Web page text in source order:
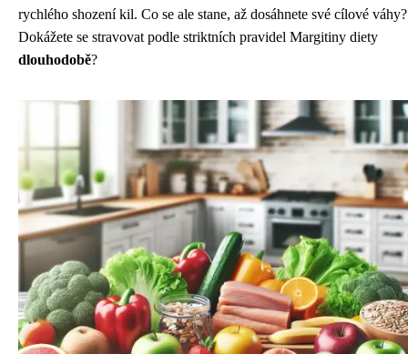
rychlého shození kil. Co se ale stane, až dosáhnete své cílové váhy?
Dokážete se stravovat podle striktních pravidel Margitiny diety
dlouhodobě?